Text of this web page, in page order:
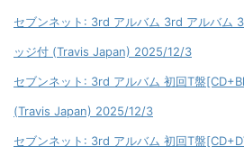
セブンネット: 3rd アルバム 3rd アルバム
ッジ付 (Travis Japan) 2025/12/3
セブンネット: 3rd アルバム 初回T盤
(Travis Japan) 2025/12/3
セブンネット: 3rd アルバム 初回T盤